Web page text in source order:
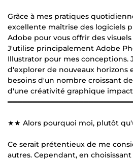
Grâce à mes pratiques
excellente maîtrise des logiciels
Adobe pour vous offrir des
J'utilise principalement Adobe
Illustrator pour mes conceptions.
d'explorer de nouveaux horizons
besoins d'un nombre croissant
d'une créativité graphique
★★ Alors pourquoi moi, plutôt
Ce serait prétentieux de me
autres. Cependant, en